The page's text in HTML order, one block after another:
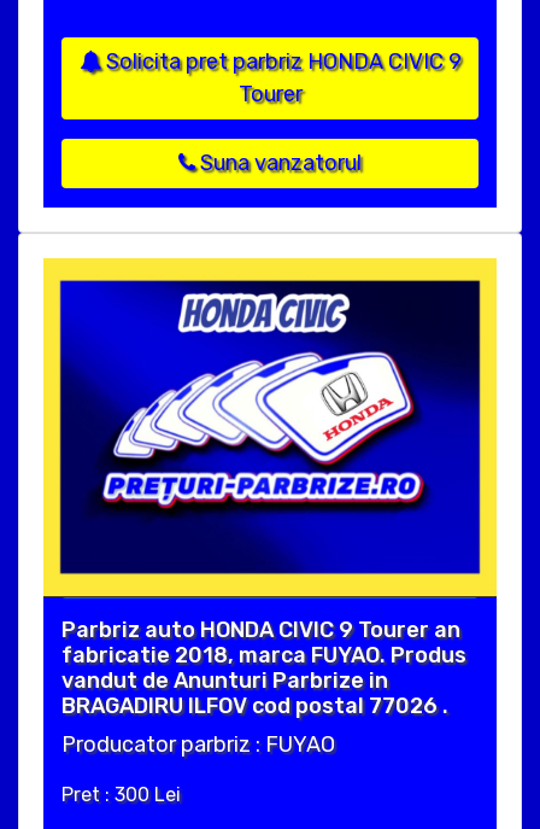
Solicita pret parbriz HONDA CIVIC 9
Tourer
Suna vanzatorul
Parbriz auto HONDA CIVIC 9 Tourer an
fabricatie 2018, marca FUYAO. Produs
vandut de Anunturi Parbrize in
BRAGADIRU ILFOV cod postal 77026 .
Producator parbriz : FUYAO
Pret : 300 Lei